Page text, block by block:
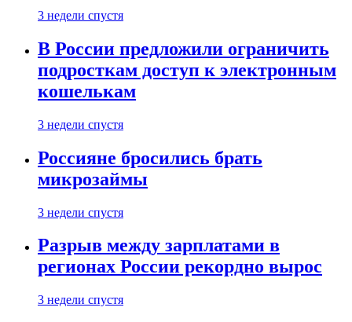
3 недели спустя
В России предложили ограничить
подросткам доступ к электронным
кошелькам
3 недели спустя
Россияне бросились брать
микрозаймы
3 недели спустя
Разрыв между зарплатами в
регионах России рекордно вырос
3 недели спустя